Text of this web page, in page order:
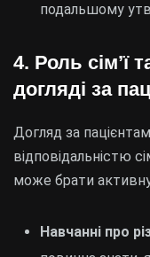
подальшому
4. Роль сім’ї
догляді за
Догляд за
відповідальністю
може брати
Навчаннi про